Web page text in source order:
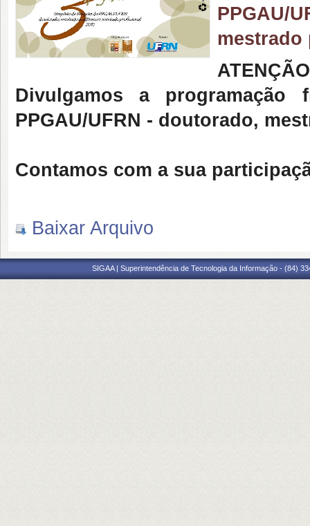
PPGAU/
Divulgamos a
PPGAU/UFRN - doutorado,
Contamos com a sua
Baixar Arquivo
SIGAA | Superintendência de Tecnologia da Informação - (84)